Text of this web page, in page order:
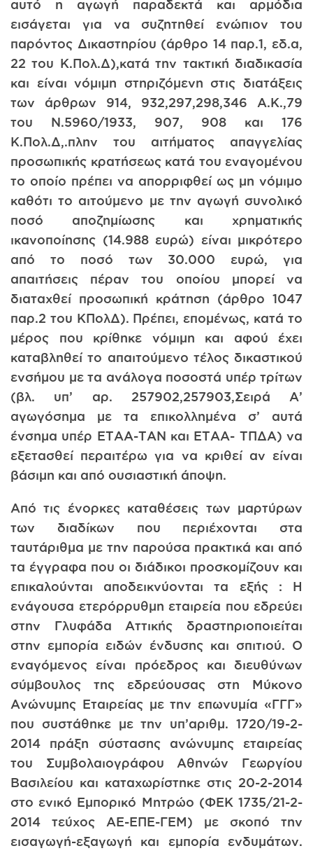
αυτό η αγωγή παραδεκτά και αρμόδια
εισάγεται για να συζητηθεί ενώπιον του
παρόντος Δικαστηρίου (άρθρο 14 παρ.1, εδ.α,
22 του Κ.Πολ.Δ),κατά την τακτική διαδικασία
και είναι νόμιμη στηριζόμενη στις διατάξεις
των άρθρων 914, 932,297,298,346 Α.Κ.,79
του Ν.5960/1933, 907, 908 και 176
Κ.Πολ.Δ,.πλην του αιτήματος απαγγελίας
προσωπικής κρατήσεως κατά του εναγομένου
το οποίο πρέπει να απορριφθεί ως μη νόμιμο
καθότι το αιτούμενο με την αγωγή συνολικό
ποσό αποζημίωσης και χρηματικής
ικανοποίησης (14.988 ευρώ) είναι μικρότερο
από το ποσό των 30.000 ευρώ, για
απαιτήσεις πέραν του οποίου μπορεί να
διαταχθεί προσωπική κράτηση (άρθρο 1047
παρ.2 του ΚΠολΔ). Πρέπει, επομένως, κατά το
μέρος που κρίθηκε νόμιμη και αφού έχει
καταβληθεί το απαιτούμενο τέλος δικαστικού
ενσήμου με τα ανάλογα ποσοστά υπέρ τρίτων
(βλ. υπ’ αρ. 257902,257903,Σειρά Α’
αγωγόσημα με τα επικολλημένα σ’ αυτά
ένσημα υπέρ ΕΤΑΑ-ΤΑΝ και ΕΤΑΑ- ΤΠΔΑ) να
εξετασθεί περαιτέρω για να κριθεί αν είναι
βάσιμη και από ουσιαστική άποψη.
Από τις ένορκες καταθέσεις των μαρτύρων
των διαδίκων που περιέχονται στα
ταυτάριθμα με την παρούσα πρακτικά και από
τα έγγραφα που οι διάδικοι προσκομίζουν και
επικαλούνται αποδεικνύονται τα εξής : Η
ενάγουσα ετερόρρυθμη εταιρεία που εδρεύει
στην Γλυφάδα Αττικής δραστηριοποιείται
στην εμπορία ειδών ένδυσης και σπιτιού. Ο
εναγόμενος είναι πρόεδρος και διευθύνων
σύμβουλος της εδρεύουσας στη Μύκονο
Ανώνυμης Εταιρείας με την επωνυμία «ΓΓΓ»
που συστάθηκε με την υπ’αριθμ. 1720/19-2-
2014 πράξη σύστασης ανώνυμης εταιρείας
του Συμβολαιογράφου Αθηνών Γεωργίου
Βασιλείου και καταχωρίστηκε στις 20-2-2014
στο ενικό Εμπορικό Μητρώο (ΦΕΚ 1735/21-2-
2014 τεύχος ΑΕ-ΕΠΕ-ΓΕΜ) με σκοπό την
εισαγωγή-εξαγωγή και εμπορία ενδυμάτων.